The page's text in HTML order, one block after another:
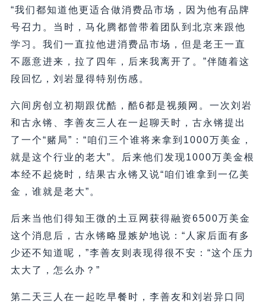
“我们都知道他更适合做消费品市场，因为他有品牌
号召力。当时，马化腾都曾带着团队到北京来跟他
学习。我们一直拉他进消费品市场，但是老王一直
不愿意进来，拉了四年，后来我离开了。”伴随着这
段回忆，刘岩显得特别伤感。
六间房创立初期跟优酷，酷6都是视频网。一次刘岩
和古永锵、李善友三人在一起聊天时，古永锵提出
了一个“赌局”：“咱们三个谁将来拿到1000万美金，
就是这个行业的老大”。后来他们发现1000万美金根
本经不起烧时，结果古永锵又说“咱们谁拿到一亿美
金，谁就是老大”。
后来当他们得知王微的土豆网获得融资6500万美金
这个消息后，古永锵略显嫉妒地说：“人家后面有多
少还不知道呢，”李善友则表现得很不安：“这个压力
太大了，怎么办？”
第二天三人在一起吃早餐时，李善友和刘岩异口同